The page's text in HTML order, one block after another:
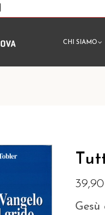
CHI SIAMO
39,90